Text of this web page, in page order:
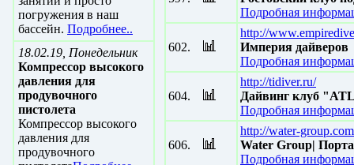
погружения в наш
бассейн. Подробнее..
18.02.19, Понедельник
Компрессор высокого
давления для
продувочного
пистолета
Компрессор высокого
давления для
продувочного
Подробная
602.
http://
Империя дайверов
Подробная
604.
http://tidiver.ru/
Дайвинг клуб
Подробная
606.
http://water-
Water Group|
Подробная